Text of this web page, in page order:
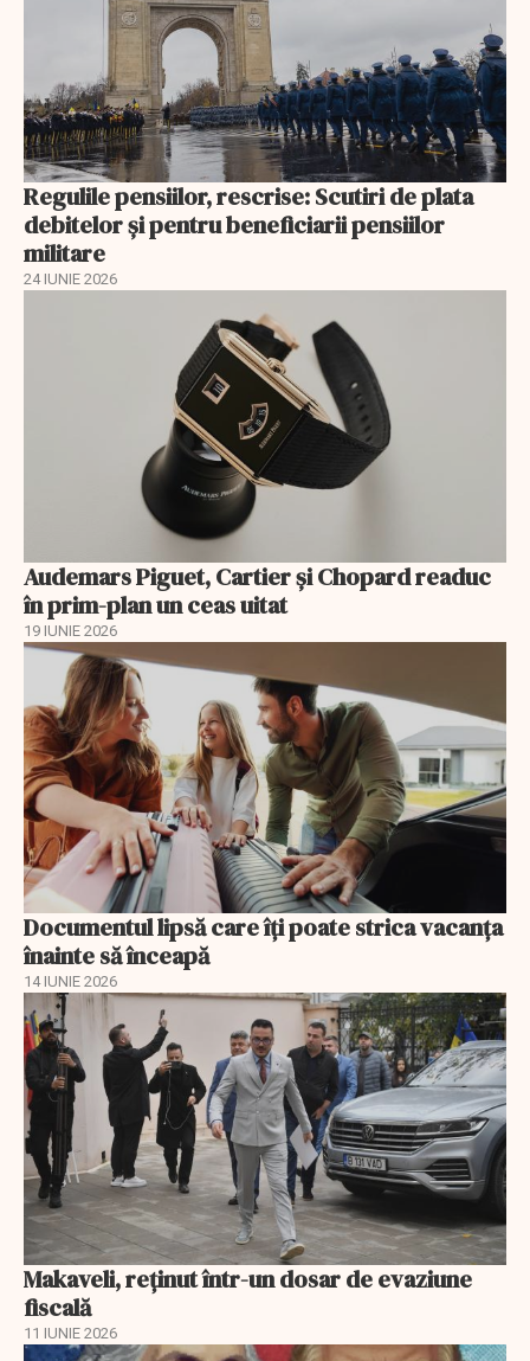
Regulile pensiilor, rescrise: Scutiri de plata
debitelor și pentru beneficiarii pensiilor
militare
24 IUNIE 2026
Audemars Piguet, Cartier și Chopard readuc
în prim-plan un ceas uitat
19 IUNIE 2026
Documentul lipsă care îți poate strica vacanța
înainte să înceapă
14 IUNIE 2026
Makaveli, reţinut într-un dosar de evaziune
fiscală
11 IUNIE 2026